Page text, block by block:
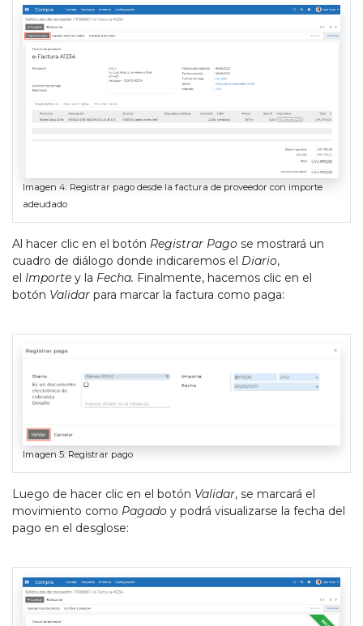
Imagen 4: Registrar pago desde la factura de proveedor con importe
adeudado
Al hacer clic en el botón Registrar Pago se mostrará un
cuadro de diálogo donde indicaremos el Diario,
el Importe y la Fecha. Finalmente, hacemos clic en el
botón Validar para marcar la factura como paga:
Imagen 5: Registrar pago
Luego de hacer clic en el botón Validar, se marcará el
movimiento como Pagado y podrá visualizarse la fecha del
pago en el desglose: